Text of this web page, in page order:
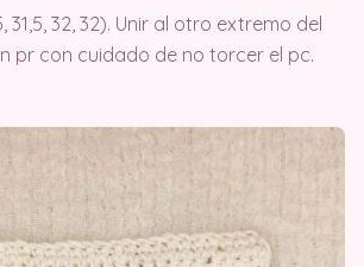
31,5, 32, 32). Unir al otro extremo del
pr con cuidado de no torcer el pc.